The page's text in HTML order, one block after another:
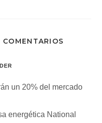
un 20% del mercado
energética National